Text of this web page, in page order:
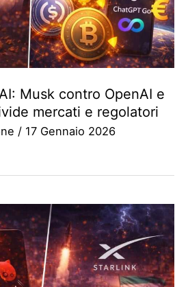
Musk contro OpenAI e
mercati e regolatori
/ 17 Gennaio 2026